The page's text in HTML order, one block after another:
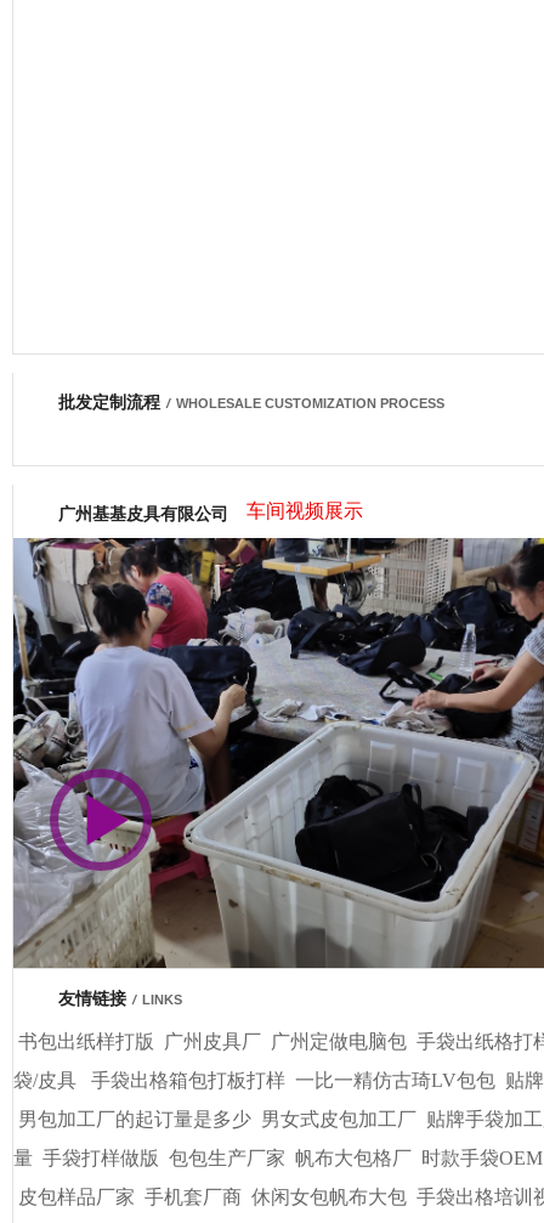
网商会会员
市商会会员单位
批发定制流程 / WHOLESALE CUSTOMIZATION PROCESS
广州基基皮具有限公司 车间视频展示